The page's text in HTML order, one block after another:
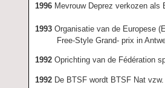
1996 Mevrouw Deprez verkozen als
1993 Organisatie van de Europese
Free-Style Grand- prix in
1992 Oprichting van de Fédération
1992 De BTSF wordt BTSF Nat vzw.